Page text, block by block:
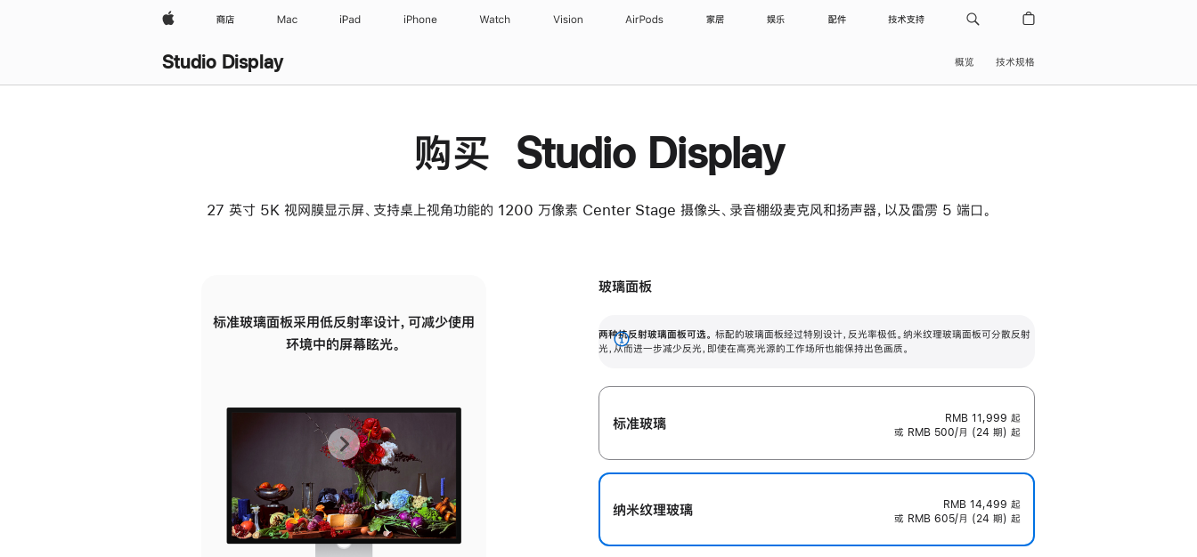
Apple 商店 Mac iPad iPhone Watch Vision AirPods 家居 娱乐 配件 技术支持
Studio Display 概览 技术规格
购买 Studio Display
27 英寸 5K 视网膜显示屏、支持桌上视角功能的 1200 万像素 Center Stage 摄像头、录音棚级麦克风和扬声器，以及雷雳 5 端口。
标准玻璃面板采用低反射率设计，可减少使用
环境中的屏幕眩光。
有高亮光源的场所使用，也能保持出色画质。
上
一
张
图
下
一
张
图
玻璃面板
两种抗反射玻璃面板可选。 标配的玻璃面板经过特别设计，反光率极低。纳米纹理玻璃面板可分散反射
光，从而进一步减少反光，即使在高亮光源的工作场所也能保持出色画质。
展
标准玻璃 RMB 11,999 起
或 RMB 500/月 (24 期) 起
纳米纹理玻璃 RMB 14,499 起
或 RMB 605/月 (24 期) 起